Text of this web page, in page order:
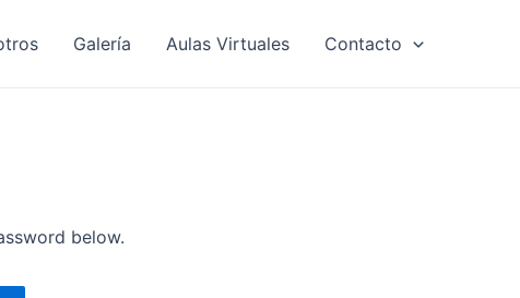
Galería Aulas Virtuales Contacto
below.